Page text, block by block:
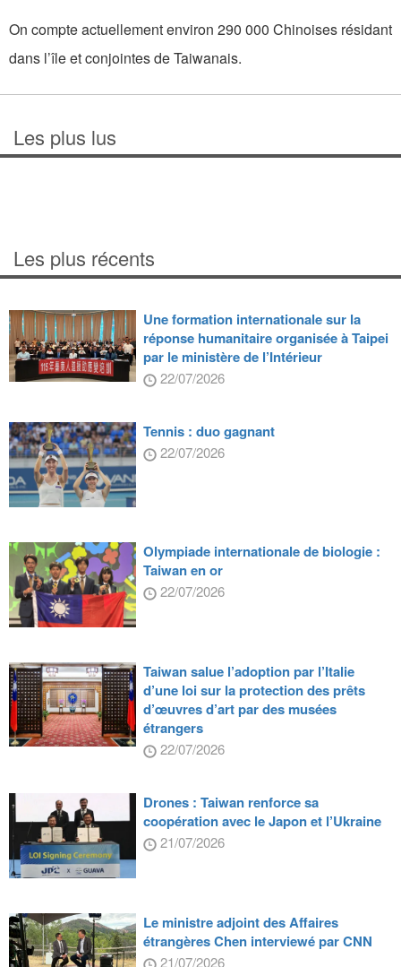
On compte actuellement environ 290 000 Chinoises résidant
dans l’île et conjointes de Taiwanais.
Les plus lus
Les plus récents
Une formation internationale sur la
réponse humanitaire organisée à Taipei
par le ministère de l’Intérieur
22/07/2026
Tennis : duo gagnant
22/07/2026
Olympiade internationale de biologie :
Taiwan en or
22/07/2026
Taiwan salue l’adoption par l’Italie
d’une loi sur la protection des prêts
d’œuvres d’art par des musées
étrangers
22/07/2026
Drones : Taiwan renforce sa
coopération avec le Japon et l’Ukraine
21/07/2026
Le ministre adjoint des Affaires
étrangères Chen interviewé par CNN
21/07/2026